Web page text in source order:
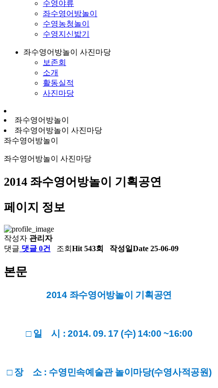
수영야류
좌수영어방놀이
수영농청놀이
수영지신밟기
좌수영어방놀이 사진마당
보존회
소개
활동실적
사진마당
좌수영어방놀이
좌수영어방놀이 사진마당
좌수영어방놀이
좌수영어방놀이 사진마당
2014 좌수영어방놀이 기획공연
페이지 정보
작성자 관리자
댓글 댓글 0건 조회 Hit 543회 작성일Date 25-06-09
본문
2014 좌수영어방놀이 기획공연
□ 일 시 : 2014. 09. 17 (수) 14:00 ~16:00
□ 장 소 : 수영민속예술관 놀이마당(수영사적공원)